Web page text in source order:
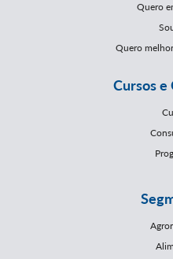
Quero
Quero
Cursos e